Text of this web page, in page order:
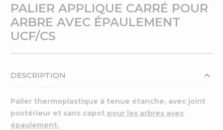
PALIER APPLIQUE CARRÉ POUR
ARBRE AVEC ÉPAULEMENT
UCF/CS
DESCRIPTION
Palier thermoplastique à tenue étanche, avec joint
postérieur et sans capot pour les arbres avec
épaulement.